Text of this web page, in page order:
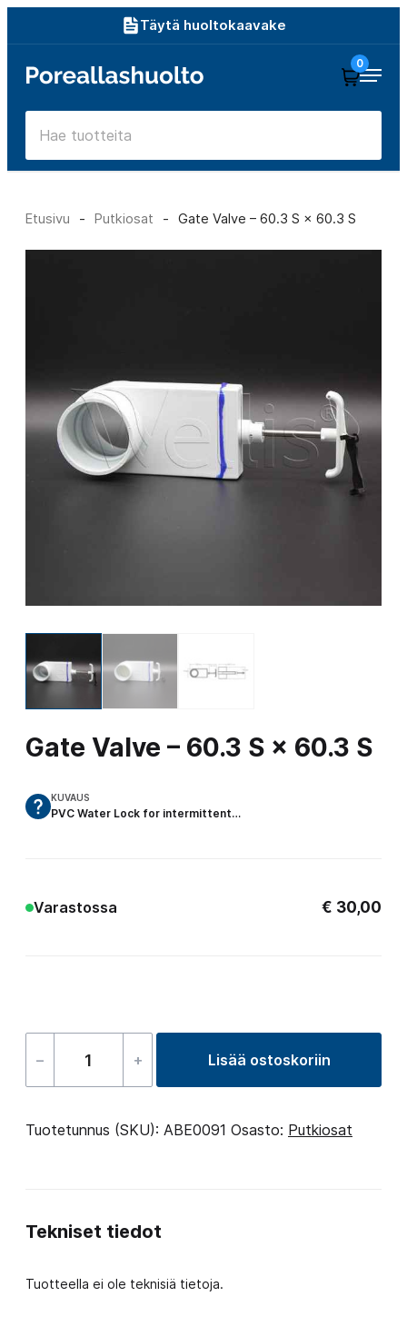
sisältöön
Täytä huoltokaavake
Poreallashuolto
0
Etusivu - Putkiosat - Gate Valve – 60.3 S × 60.3 S
Gate Valve – 60.3 S × 60.3 S
KUVAUS
PVC Water Lock for intermittent…
Varastossa € 30,00
–
Gate
–
60.3
määrä
+ Lisää ostoskoriin
Tuotetunnus (SKU): ABE0091 Osasto: Putkiosat
Tekniset tiedot
Tuotteella ei ole teknisiä tietoja.